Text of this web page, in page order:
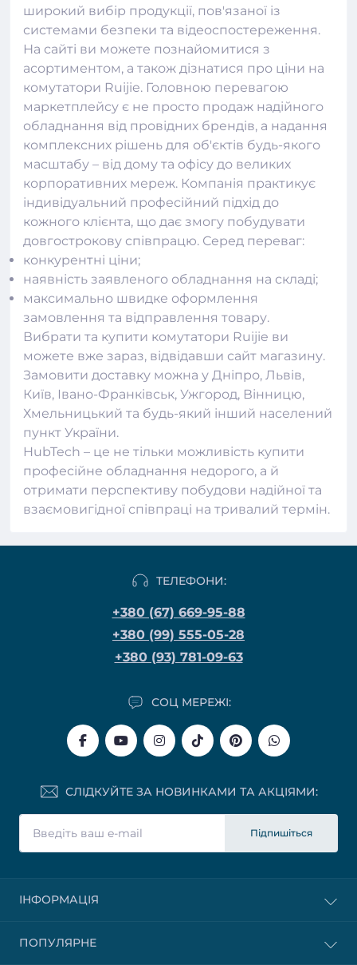
широкий вибір продукції, пов'язаної із
системами безпеки та відеоспостереження.
На сайті ви можете познайомитися з
асортиментом, а також дізнатися про ціни на
комутатори Ruijie. Головною перевагою
маркетплейсу є не просто продаж надійного
обладнання від провідних брендів, а надання
комплексних рішень для об'єктів будь-якого
масштабу – від дому та офісу до великих
корпоративних мереж. Компанія практикує
індивідуальний професійний підхід до
кожного клієнта, що дає змогу побудувати
довгострокову співпрацю. Серед переваг:
конкурентні ціни;
наявність заявленого обладнання на складі;
максимально швидке оформлення
замовлення та відправлення товару.
Вибрати та купити комутатори Ruijie ви
можете вже зараз, відвідавши сайт магазину.
Замовити доставку можна у Дніпро, Львів,
Київ, Івано-Франківськ, Ужгород, Вінницю,
Хмельницький та будь-який інший населений
пункт України.
HubTech – це не тільки можливість купити
професійне обладнання недорого, а й
отримати перспективу побудови надійної та
взаємовигідної співпраці на тривалий термін.
ТЕЛЕФОНИ:
+380 (67) 669-95-88
+380 (99) 555-05-28
+380 (93) 781-09-63
СОЦ МЕРЕЖІ:
СЛІДКУЙТЕ ЗА НОВИНКАМИ ТА АКЦІЯМИ:
Підпишіться
ІНФОРМАЦІЯ
ПОПУЛЯРНЕ